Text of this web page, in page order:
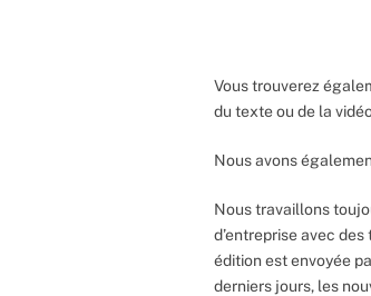
Vous trouverez
du texte ou de la
Nous avons
Nous travaillons
d’entreprise avec
édition est envoyée
derniers jours, les